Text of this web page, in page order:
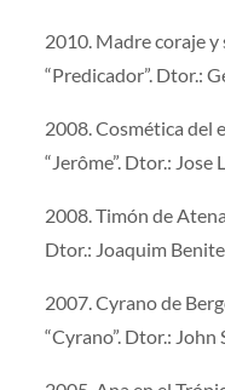
2010. Madre coraje
“Predicador”. Dtor.:
2008. Cosmética del
“Jerôme”. Dtor.: Jose
2008. Timón de
Dtor.: Joaquim
2007. Cyrano de
“Cyrano”. Dtor.: John